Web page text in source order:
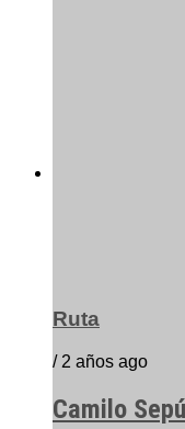
Ruta
/ 2 años ago
Camilo